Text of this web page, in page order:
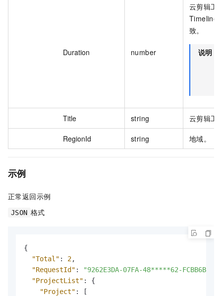
Duration number
云剪辑工
Timeline
致。
说明
Title string 云剪辑工
RegionId string 地域。
示例
正常返回示例
JSON 格式
{
"Total" : 2,
"RequestId" :
"9262E3DA-07FA-48*****62-
"ProjectList" :
{
"Project" :
[